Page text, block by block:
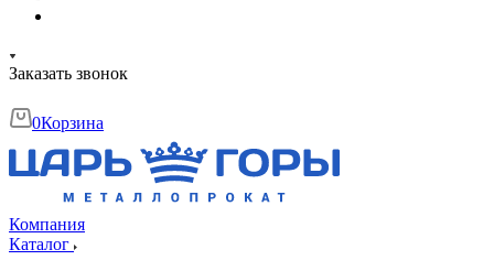
Заказать звонок
0Корзина
Компания
Каталог